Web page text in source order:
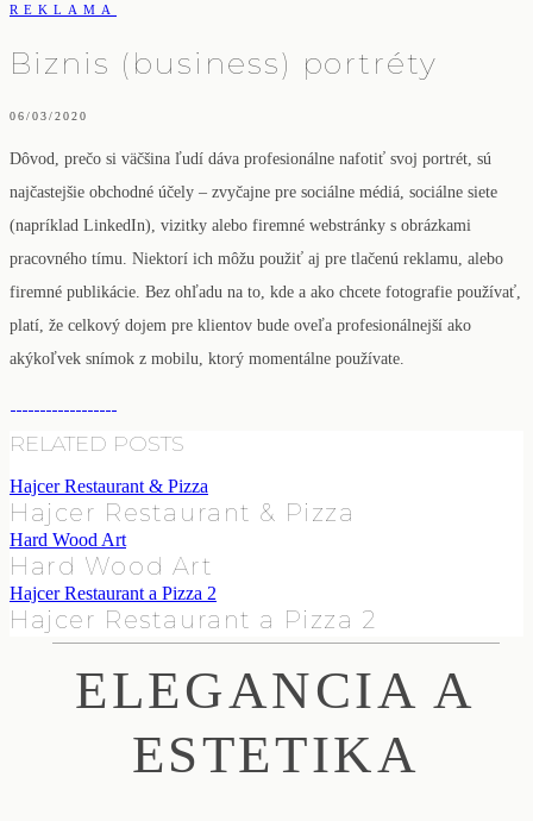
REKLAMA
Biznis (business) portréty
06/03/2020
Dôvod, prečo si väčšina ľudí dáva profesionálne nafotiť svoj portrét, sú
najčastejšie obchodné účely – zvyčajne pre sociálne médiá, sociálne siete
(napríklad LinkedIn), vizitky alebo firemné webstránky s obrázkami
pracovného tímu. Niektorí ich môžu použiť aj pre tlačenú reklamu, alebo
firemné publikácie. Bez ohľadu na to, kde a ako chcete fotografie používať,
platí, že celkový dojem pre klientov bude oveľa profesionálnejší ako
akýkoľvek snímok z mobilu, ktorý momentálne používate.
RELATED POSTS
Hajcer Restaurant & Pizza
Hajcer Restaurant & Pizza
Hard Wood Art
Hard Wood Art
Hajcer Restaurant a Pizza 2
Hajcer Restaurant a Pizza 2
ELEGANCIA A
ESTETIKA